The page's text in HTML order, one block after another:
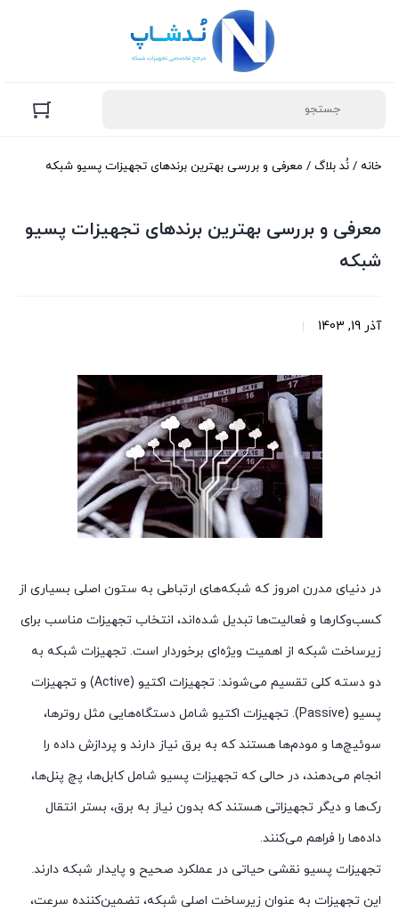
خانه / نُد بلاگ / معرفی و بررسی بهترین برندهای تجهیزات پسیو شبکه
معرفی و بررسی بهترین برندهای تجهیزات پسیو
شبکه
آذر 19, 1403
در دنیای مدرن امروز که شبکه‌های ارتباطی به ستون اصلی بسیاری از
کسب‌وکارها و فعالیت‌ها تبدیل شده‌اند، انتخاب تجهیزات مناسب برای
زیرساخت شبکه از اهمیت ویژه‌ای برخوردار است. تجهیزات شبکه به
دو دسته کلی تقسیم می‌شوند: تجهیزات اکتیو (Active) و تجهیزات
پسیو (Passive). تجهیزات اکتیو شامل دستگاه‌هایی مثل روترها،
سوئیچ‌ها و مودم‌ها هستند که به برق نیاز دارند و پردازش داده را
انجام می‌دهند، در حالی که تجهیزات پسیو شامل کابل‌ها، پچ پنل‌ها،
رک‌ها و دیگر تجهیزاتی هستند که بدون نیاز به برق، بستر انتقال
داده‌ها را فراهم می‌کنند.
تجهیزات پسیو نقشی حیاتی در عملکرد صحیح و پایدار شبکه دارند.
این تجهیزات به عنوان زیرساخت اصلی شبکه، تضمین‌کننده سرعت،